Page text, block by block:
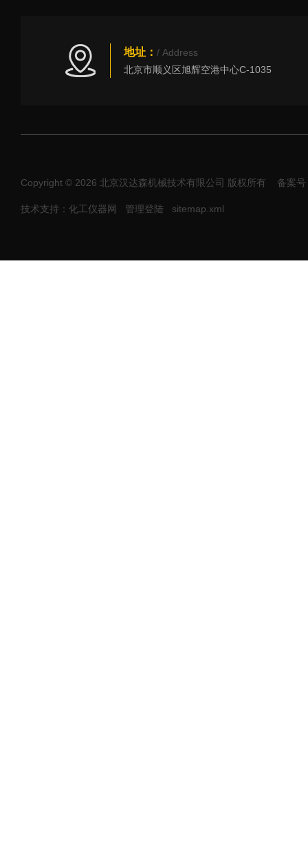
地址： / Address
北京市顺义区旭辉空港中心C-1035
Copyright © 2026 北京汉达森机械技术有限公司 版权所有 备案
技术支持：化工仪器网 管理登陆 sitemap.xml